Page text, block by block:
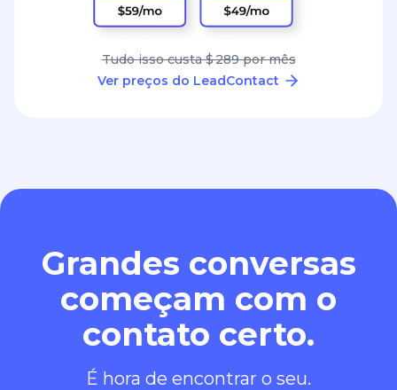
Tudo isso custa $ 289 por mês
Ver preços do LeadContact
Grandes conversas
começam com o
contato certo.
É hora de encontrar o seu.